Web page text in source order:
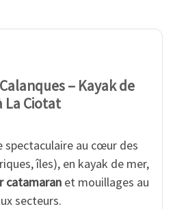
– Kayak de
La Ciotat
spectaculaire au cœur des
îles), en kayak de mer,
catamaran et mouillages au
secteurs.